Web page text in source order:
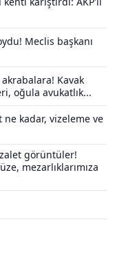
Meclis başkanı
Kavak
oğula avukatlık...
ne kadar, vizeleme ve
görüntüler!
mezarlıklarımıza